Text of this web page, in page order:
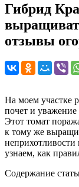
Гибрид
отзывы
На моем участке
почет и
Этот томат
к тому же
узнаем, как
Содержание